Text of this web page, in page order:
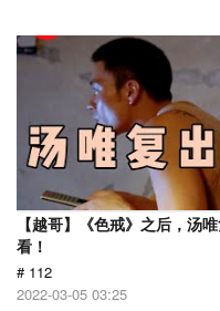
【越哥】《色戒》之后，汤
看！
# 112
2022-03-05 03:25